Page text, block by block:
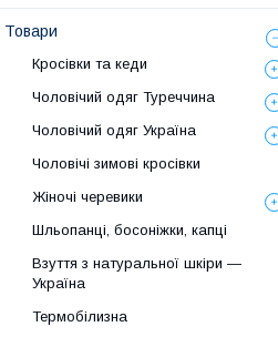
Товари
Кросівки та кеди
Чоловічий одяг Туреччина
Чоловічий одяг Україна
Чоловічі зимові кросівки
Жіночі черевики
Шльопанці, босоніжки, капці
Взуття з натуральної шкіри —
Україна
Термобілизна